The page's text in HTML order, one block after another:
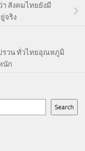
า สังคมไทยยังมี
จริง
รวน ทั่วไทยอุณหภูมิ
นัก
Search